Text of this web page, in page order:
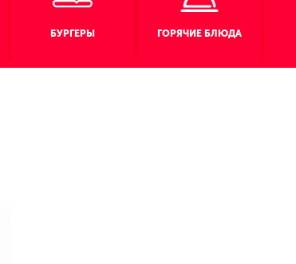
БУРГЕРЫ ГОРЯЧИЕ БЛЮДА